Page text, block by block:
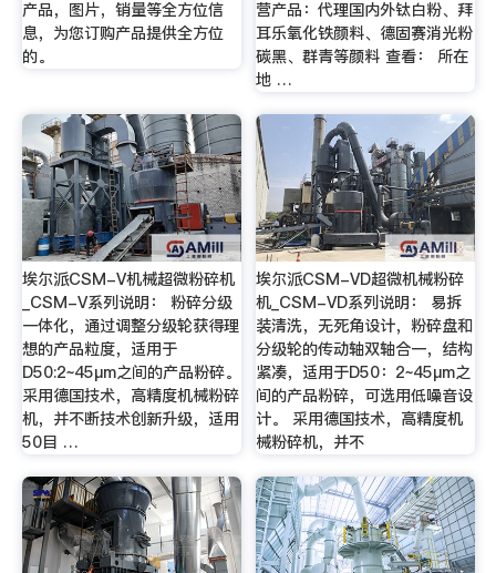
产品，图片，销量等全方位信
息，为您订购产品提供全方位
的。
营产品：代理国内外钛白粉、拜
耳乐氧化铁颜料、德固赛消光粉
碳黑、群青等颜料 查看： 所在
地 …
埃尔派CSM-V机械超微粉碎机
_CSM-V系列说明： 粉碎分级
一体化，通过调整分级轮获得理
想的产品粒度，适用于
D50:2~45μm之间的产品粉碎。
采用德国技术，高精度机械粉碎
机，并不断技术创新升级，适用
50目 …
埃尔派CSM-VD超微机械粉碎
机_CSM-VD系列说明： 易拆
装清洗，无死角设计，粉碎盘和
分级轮的传动轴双轴合一，结构
紧凑，适用于D50：2~45μm之
间的产品粉碎，可选用低噪音设
计。 采用德国技术，高精度机
械粉碎机，并不